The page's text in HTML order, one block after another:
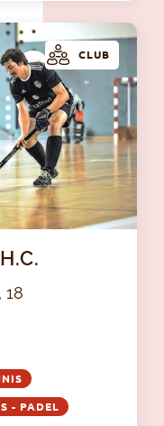
CLUB
18
- PADEL